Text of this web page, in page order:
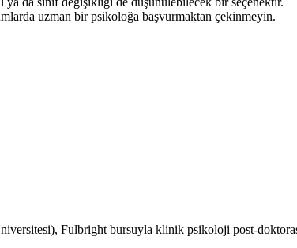
uzman bir psikoloğa başvurmaktan çekinmeyin.
Fulbright bursuyla klinik psikoloji post-